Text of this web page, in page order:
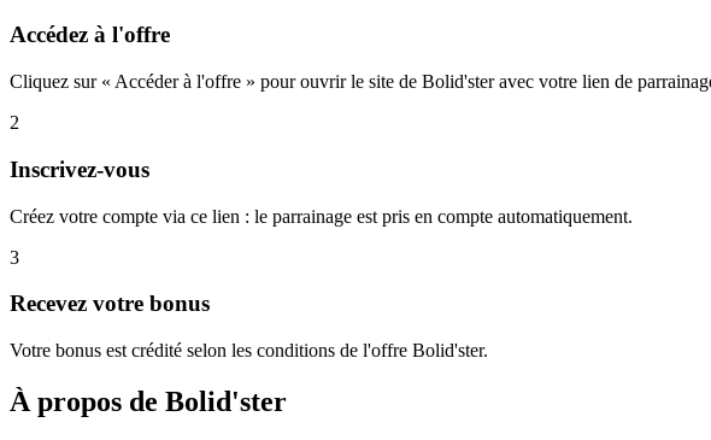
Accédez à l'offre
Cliquez sur « Accéder à l'offre » pour ouvrir le site de Bolid'ster avec votre lien de
2
Inscrivez-vous
Créez votre compte via ce lien : le parrainage est pris en compte automatiquement.
3
Recevez votre bonus
Votre bonus est crédité selon les conditions de l'offre Bolid'ster.
À propos de Bolid'ster